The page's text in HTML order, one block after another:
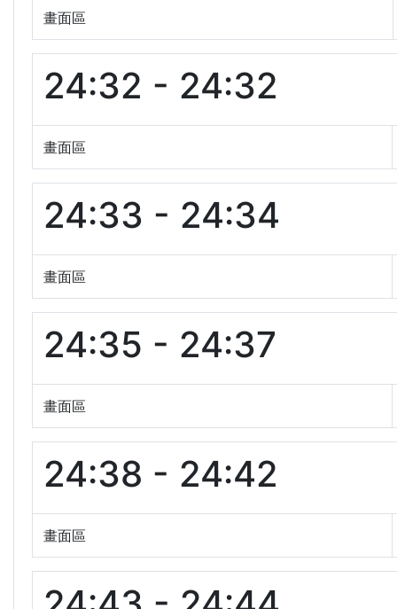
畫面區
24:32 - 24:32
畫面區
24:33 - 24:34
畫面區
24:35 - 24:37
畫面區
24:38 - 24:42
畫面區